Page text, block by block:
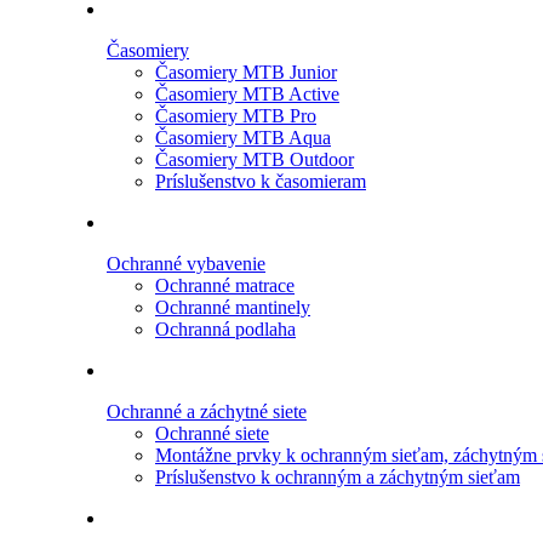
Časomiery
Časomiery MTB Junior
Časomiery MTB Active
Časomiery MTB Pro
Časomiery MTB Aqua
Časomiery MTB Outdoor
Príslušenstvo k časomieram
Ochranné vybavenie
Ochranné matrace
Ochranné mantinely
Ochranná podlaha
Ochranné a záchytné siete
Ochranné siete
Montážne prvky k ochranným sieťam, záchytným
Príslušenstvo k ochranným a záchytným sieťam